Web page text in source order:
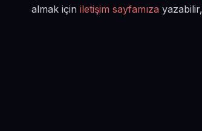
almak için iletişim sayfamıza